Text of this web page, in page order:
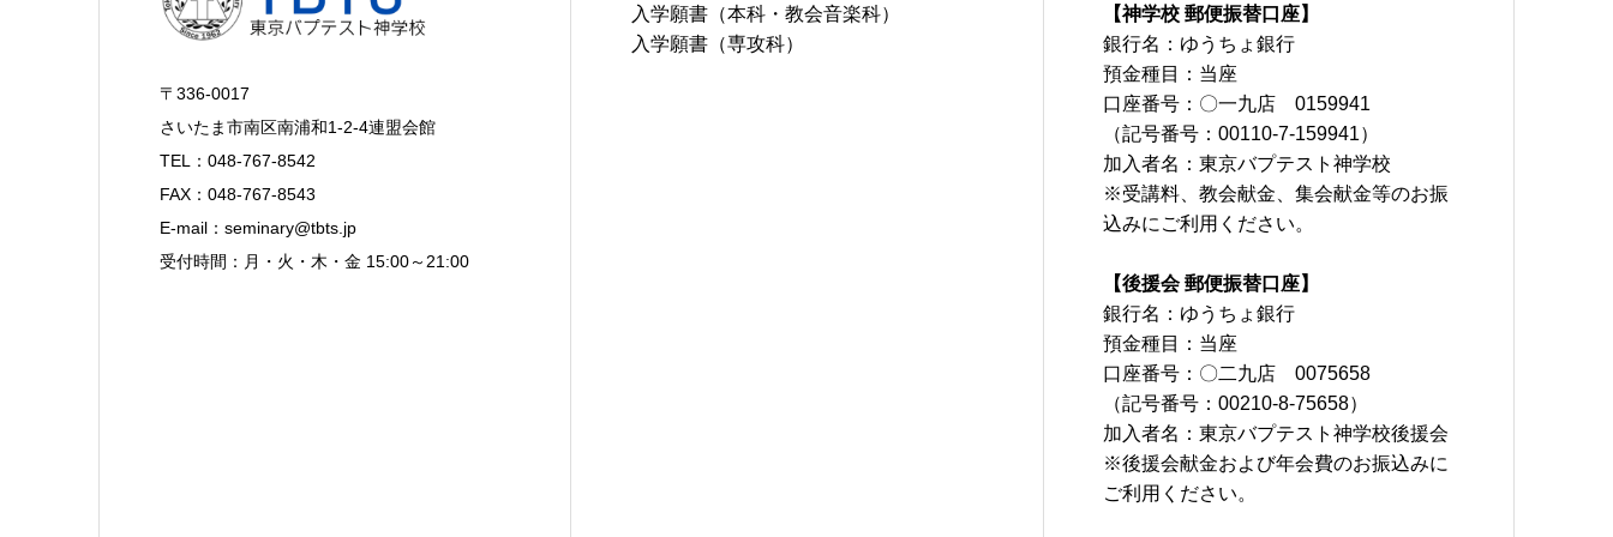
〒336-0017
さいたま市南区南浦和1-2-4連盟会館
TEL：048-767-8542
FAX：048-767-8543
E-mail：seminary@tbts.jp
受付時間：月・火・木・金 15:00～21:00
入学願書（本科・教会音楽科）
入学願書（専攻科）
【神学校 郵便振替口座】
銀行名：ゆうちょ銀行
預金種目：当座
口座番号：〇一九店 0159941
（記号番号：00110-7-159941）
加入者名：東京バプテスト神学校
※受講料、教会献金、集会献金等のお振
込みにご利用ください。
【後援会 郵便振替口座】
銀行名：ゆうちょ銀行
預金種目：当座
口座番号：〇二九店 0075658
（記号番号：00210-8-75658）
加入者名：東京バプテスト神学校後援会
※後援会献金および年会費のお振込みに
ご利用ください。